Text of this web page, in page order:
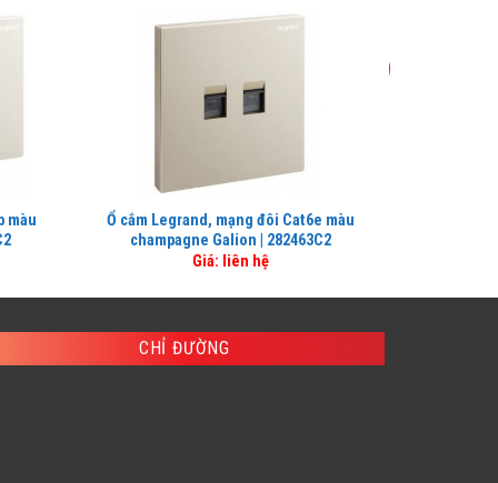
màu
Ổ cắm Legrand, mạng đôi Cat6e màu
champagne Galion | 282463C2
Giá: liên hệ
CHỈ ĐƯỜNG